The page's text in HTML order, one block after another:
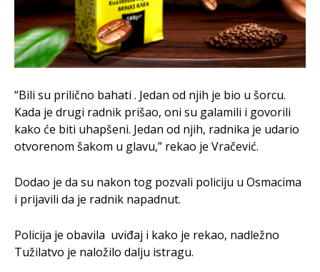
“Bili su prilično bahati . Jedan od njih je bio u šorcu.
Kada je drugi radnik prišao, oni su galamili i govorili
kako će biti uhapšeni. Jedan od njih, radnika je udario
otvorenom šakom u glavu,” rekao je Vračević.
Dodao je da su nakon tog pozvali policiju u Osmacima
i prijavili da je radnik napadnut.
Policija je obavila uviđaj i kako je rekao, nadležno
Tužilatvo je naložilo dalju istragu.